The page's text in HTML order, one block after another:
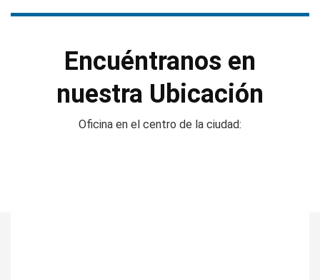
Encuéntranos en
nuestra Ubicación
Oficina en el centro de la ciudad: